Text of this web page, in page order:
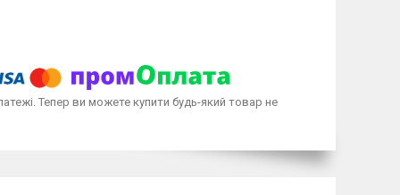
Тепер ви можете купити будь-який товар не